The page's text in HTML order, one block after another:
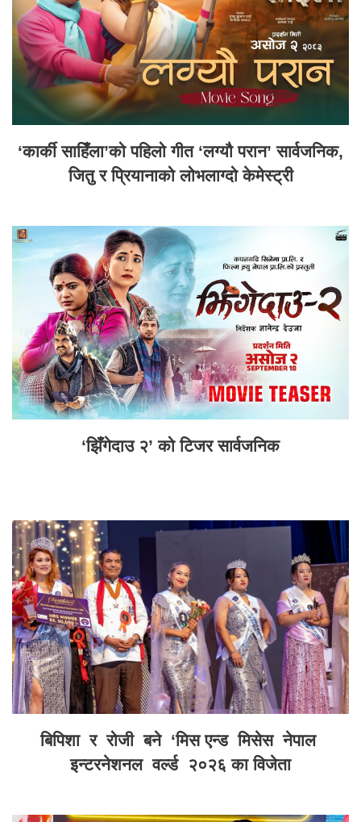
‘कार्की साहिँला’को पहिलो गीत ‘लग्यौ परान’ सार्वजनिक,
जितु र प्रियानाको लोभलाग्दो केमेस्ट्री
‘झिँगेदाउ २’ को टिजर सार्वजनिक
बिपिशा र रोजी बने ‘मिस एन्ड मिसेस नेपाल
इन्टरनेशनल वर्ल्ड २०२६ का विजेता